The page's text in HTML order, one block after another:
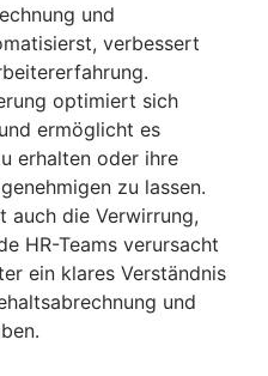
und
verbessert
optimiert sich
ermöglicht es
erhalten oder ihre
zu lassen.
auch die Verwirrung,
HR-Teams verursacht
ein klares Verständnis
und